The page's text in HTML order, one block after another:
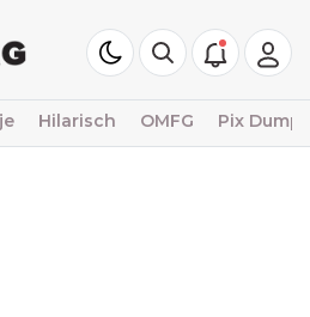
Hilarisch OMFG Pix Dump